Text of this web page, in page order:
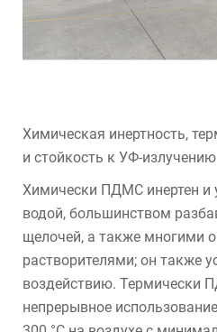
Химическая инертность,
и стойкость к УФ-излучению
Химически ПДМС инертен и
водой, большинством
щелочей, а также многими
растворителями; он также
воздействию. Термически
непрерывное